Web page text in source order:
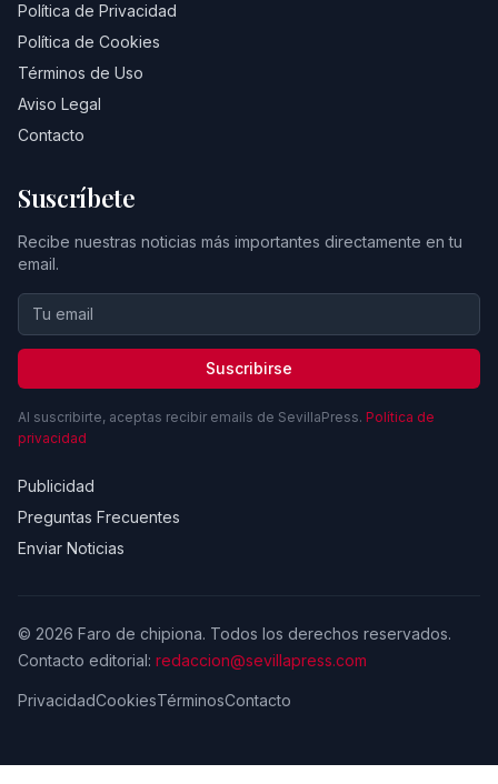
Política de Privacidad
Política de Cookies
Términos de Uso
Aviso Legal
Contacto
Suscríbete
Recibe nuestras noticias más importantes directamente en tu
email.
Suscribirse
Al suscribirte, aceptas recibir emails de SevillaPress. Política de
privacidad
Publicidad
Preguntas Frecuentes
Enviar Noticias
© 2026 Faro de chipiona. Todos los derechos reservados.
Contacto editorial: redaccion@sevillapress.com
PrivacidadCookiesTérminosContacto